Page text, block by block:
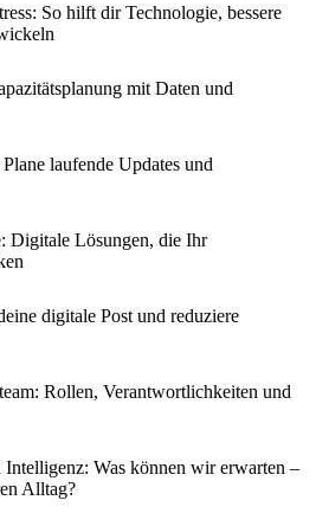
So hilft dir Technologie, bessere
mit Daten und
laufende Updates und
Digitale Lösungen, die Ihr
digitale Post und reduziere
Rollen, Verantwortlichkeiten und
Was können wir erwarten –
Alltag?